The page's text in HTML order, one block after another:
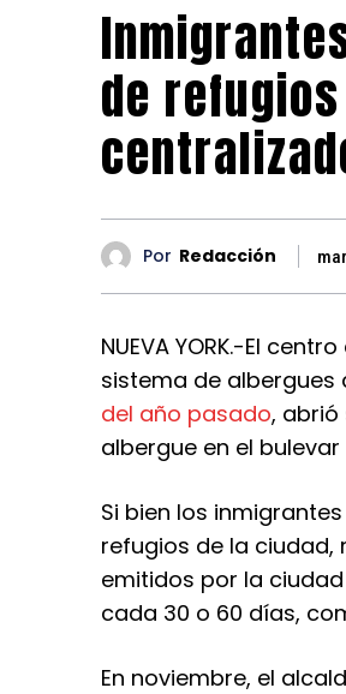
de
Por Redacción
NUEVA YORK.-El
sistema de albergues
del año pasado, abrió
albergue en el bulevar
Si bien los
refugios de la ciudad,
emitidos por la
cada 30 o 60 días,
En noviembre, el